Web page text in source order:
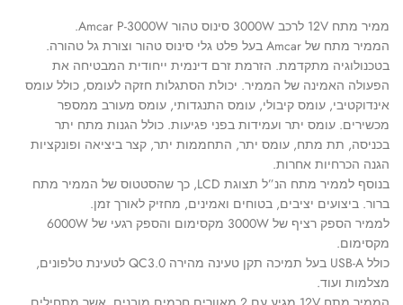
ממיר מתח 12V לרכב 3000W סינוס טהור Amcar P-3000W.
הממיר מתח של Amcar בעל פלט גלי סינוס טהור וצורת גל טהורה.
בטכנולוגיה מתקדמת. הזרמת זרם דינמית ייחודית המבטיחה את
הפעולה האמינה של הממיר. יכולת הסתגלות חזקה לעומס, כולל עומס
אינדוקטיבי, עומס קיבולי, עומס התנגדותי, עומס מעורב ממספר
מכשירים. עומס יתר ועמידות בפני פגיעות. כולל הגנות מתח יתר
בכניסה, תת מתח, עומס יתר, התחממות יתר, קצר ביציאה ופונקציות
הגנה הכרחיות אחרות.
בנוסף לממיר מתח הנ”ל תצוגת LCD, כך שהסטטוס של הממיר מתח
ברור. ביצועים יציבים, בטוחים ואמינים, מחזיק לאורך זמן.
לממיר הספק רציף של 3000W מקסימום והספק רגעי של 6000W
מקסימום.
כולל USB-A בעל תמיכה תקן טעינה מהירה QC3.0 לטעינת טלפונים,
מצלמות ועוד.